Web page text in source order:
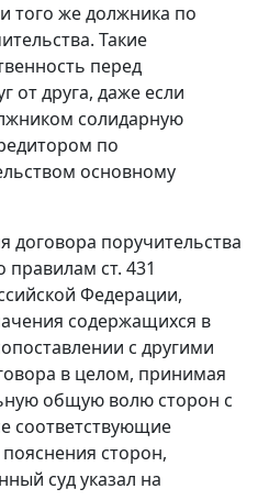
того же должника по
Такие
перед
от друга, даже если
солидарную
по
основному
договора поручительства
правилам ст. 431
Федерации,
содержащихся в
с другими
в целом, принимая
общую волю сторон с
соответствующие
сторон,
суд указал на